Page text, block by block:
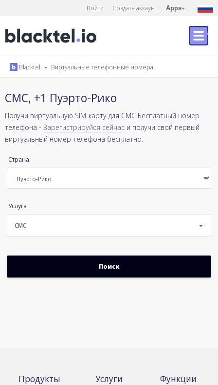
Войти Создать аккаунт Apps
Blacktel » Виртуальные телефонные номера
СМС, +1 Пуэрто-Рико
Получи виртуальную SIM-карту для СМС Бесплатный номер
телефона - Зарегистрируйся сейчас и получи свой первый
виртуальный номер телефона бесплатно.
Страна
Услуга
СМС
Продукты Услуги Функции